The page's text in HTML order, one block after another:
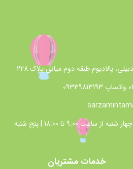
پالادیوم طبقه دوم میانی پلاک 228
ساعت پاسخگويي شنبه تا چهار شنبه از ساعت 9:00 تا 18:00 | پنج شنبه
خدمات مشتریان